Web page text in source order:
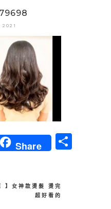
2021
Share
分
】女神款燙髮 燙完
超好看的